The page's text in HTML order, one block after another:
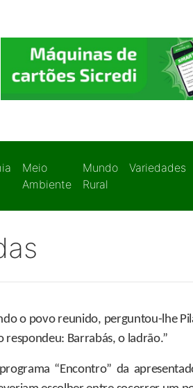
Meio
Ambiente
Mundo
Rural
Variedades
o povo reunido, perguntou-lhe
respondeu: Barrabás, o ladrão.”
“Encontro” da